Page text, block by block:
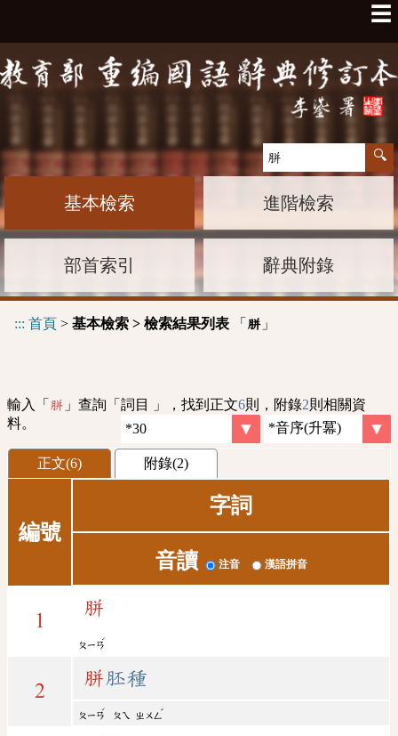
☰
基本檢索 進階檢索
部首索引 辭典附錄
::: 首頁 > 基本檢索 > 檢索結果列表 「 胼 」
輸入「 胼 」查詢「詞目 」，找到正文6則，附錄2則相關資
料。
正文(6) 附錄(2)
編號
字詞
音讀 注音 漢語拼音
1
胼
ㄆㄧㄢ
ˊ
2
胼胚種
ㄆㄧㄢ
ˊ
ㄆㄟ ㄓㄨㄥ
ˇ